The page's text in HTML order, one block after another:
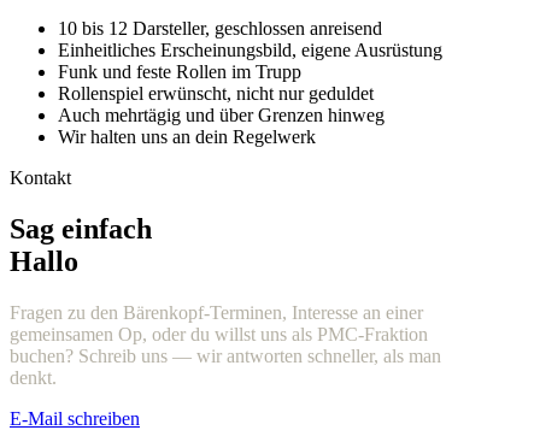
10 bis 12 Darsteller, geschlossen anreisend
Einheitliches Erscheinungsbild, eigene Ausrüstung
Funk und feste Rollen im Trupp
Rollenspiel erwünscht, nicht nur geduldet
Auch mehrtägig und über Grenzen hinweg
Wir halten uns an dein Regelwerk
Kontakt
Sag einfach
Hallo
Fragen zu den Bärenkopf-Terminen, Interesse an einer
gemeinsamen Op, oder du willst uns als PMC-Fraktion
buchen? Schreib uns — wir antworten schneller, als man
denkt.
E-Mail schreiben